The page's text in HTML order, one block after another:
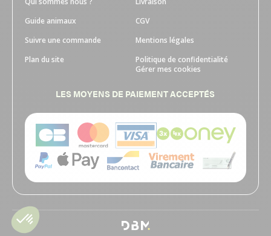
Guide animaux
Suivre une commande
Plan du site
CGV
Mentions légales
Politique de confidentialité
Gérer mes cookies
LES MOYENS DE PAIEMENT ACCEPTÉS